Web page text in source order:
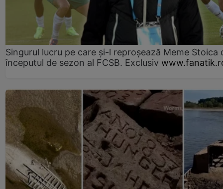
Singurul lucru pe care și-l reproșează Meme Stoica
începutul de sezon al FCSB. Exclusiv